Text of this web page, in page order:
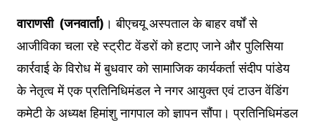
वाराणसी (जनवार्ता) । बीएचयू अस्पताल के बाहर वर्षों से
आजीविका चला रहे स्ट्रीट वेंडरों को हटाए जाने और पुलिसिया
कार्रवाई के विरोध में बुधवार को सामाजिक कार्यकर्ता संदीप पांडेय
के नेतृत्व में एक प्रतिनिधिमंडल ने नगर आयुक्त एवं टाउन वेंडिंग
कमेटी के अध्यक्ष हिमांशु नागपाल को ज्ञापन सौंपा। प्रतिनिधिमंडल